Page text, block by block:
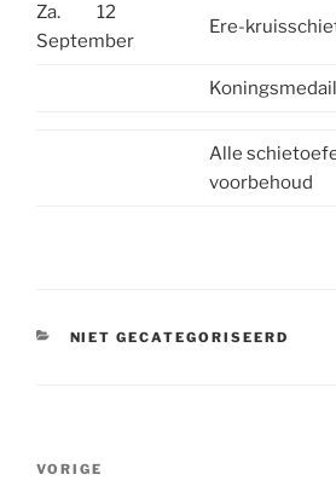
Za. 12
September
Ere-
Alle
voorbehoud
CATEGORIEËN
NIET GECATEGORISEERD
Vorig
VORIGE